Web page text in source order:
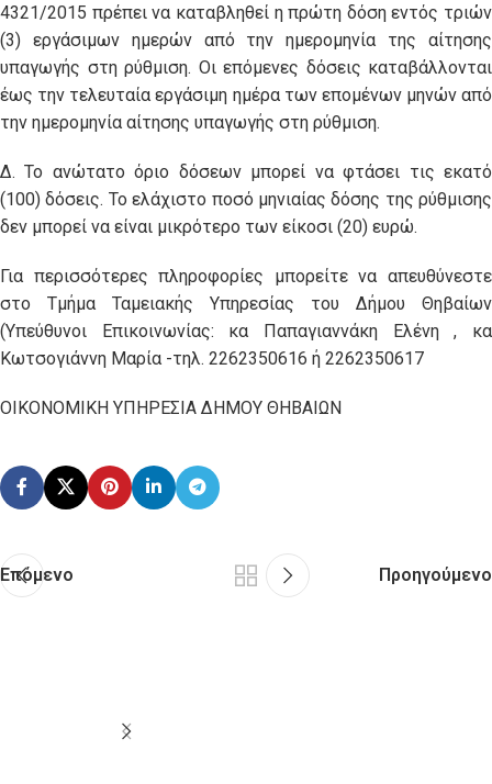
4321/2015 πρέπει να καταβληθεί η πρώτη δόση εντός τριών
(3) εργάσιμων ημερών από την ημερομηνία της αίτησης
υπαγωγής στη ρύθμιση. Οι επόμενες δόσεις καταβάλλονται
έως την τελευταία εργάσιμη ημέρα των επομένων μηνών από
την ημερομηνία αίτησης υπαγωγής στη ρύθμιση.
Δ. Το ανώτατο όριο δόσεων μπορεί να φτάσει τις εκατό
(100) δόσεις. Το ελάχιστο ποσό μηνιαίας δόσης της ρύθμισης
δεν μπορεί να είναι μικρότερο των είκοσι (20) ευρώ.
Για περισσότερες πληροφορίες μπορείτε να απευθύνεστε
στο Τμήμα Ταμειακής Υπηρεσίας του Δήμου Θηβαίων
(Υπεύθυνοι Επικοινωνίας: κα Παπαγιαννάκη Ελένη , κα
Κωτσογιάννη Μαρία -τηλ. 2262350616 ή 2262350617
ΟΙΚΟΝΟΜΙΚΗ ΥΠΗΡΕΣΙΑ ΔΗΜΟΥ ΘΗΒΑΙΩΝ
Επόμενο Προηγούμενο